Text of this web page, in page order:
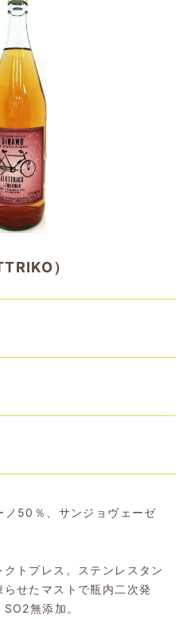
）
50％、サンジョヴェーゼ
トプレス。ステンレスタン
せたマストで瓶内二次発
無添加。